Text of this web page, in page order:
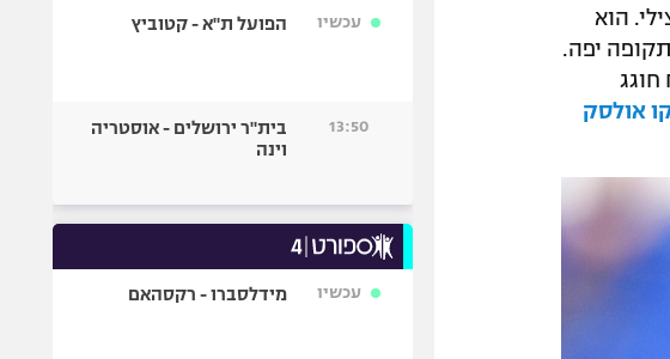
הוא
יפה.
חוגג
אולסק
עכשיו הפועל ת"א - קטוביץ
13:50
בית"ר ירושלים - אוסטריה
וינה
עכשיו מידלסברו - רקסהאם